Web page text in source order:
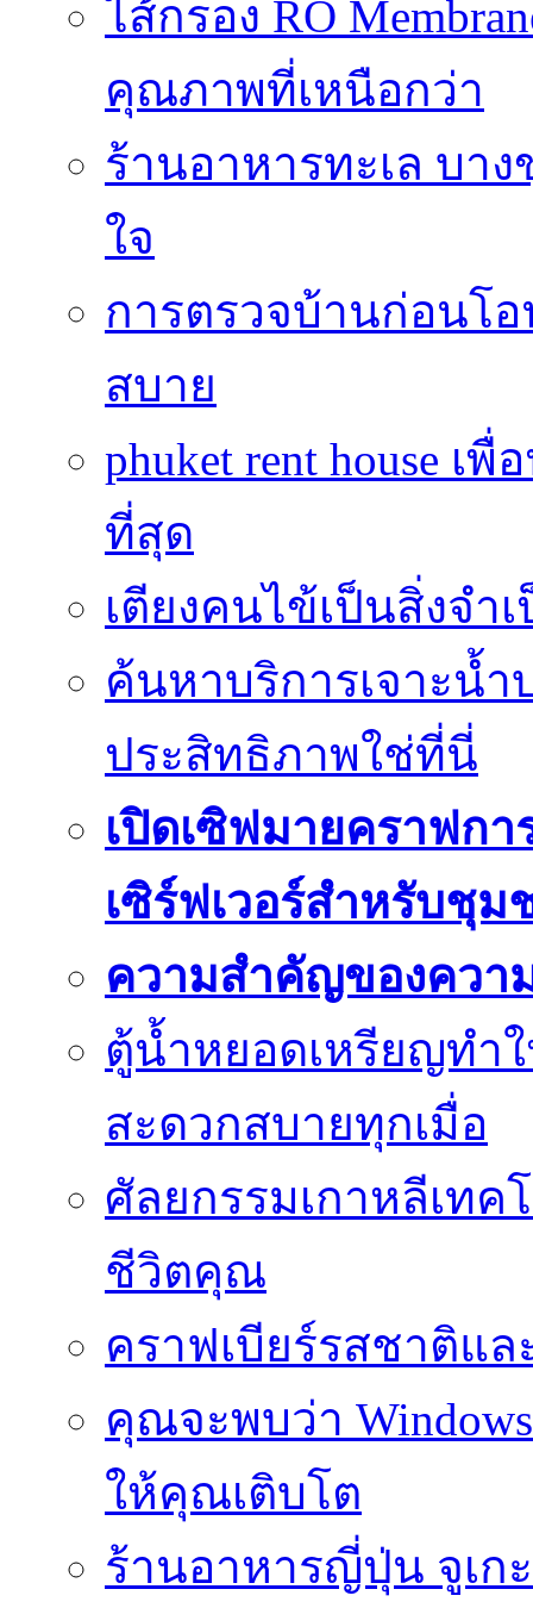
ไส้กรอง RO
คุณภาพที่เหนือกว่า
ร้านอาหารทะเล บา
ใจ
การตรวจบ้านก่อนโ
สบาย
phuket rent house
ที่สุด
เตียงคนไข้เป็นสิ่งจำ
ค้นหาบริการเจาะน้
ประสิทธิภาพใช่ที่นี่
เปิดเซิฟมายคราฟกา
เซิร์ฟเวอร์สำหรับชุม
ความสำคัญของควา
ตู้น้ำหยอดเหรียญทำ
สะดวกสบายทุกเมื่อ
ศัลยกรรมเกาหลีเท
ชีวิตคุณ
คราฟเบียร์รสชาติแ
คุณจะพบว่า
ให้คุณเติบโต
ร้านอาหารญี่ปุ่น จูเก